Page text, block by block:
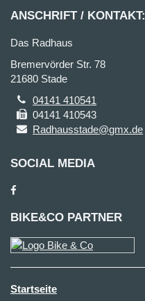
ANSCHRIFT / KONTAKT:
Das Radhaus
Bremervörder Str. 78
21680 Stade
04141 410541
04141 410543
Radhausstade@gmx.de
SOCIAL MEDIA
BIKE&CO PARTNER
Startseite